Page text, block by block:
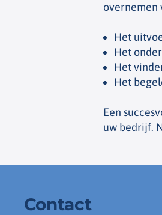
overnemen
Het
Het
Het
Het
Een
uw bedrijf.
Contact